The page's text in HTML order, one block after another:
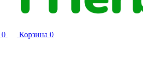
0 Корзина 0